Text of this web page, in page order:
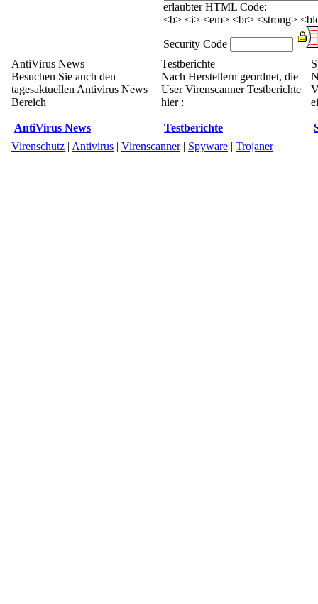
erlaubter HTML Code:
<b> <i> <em> <br> <strong>
Security Code
AntiVirus News
Besuchen Sie auch den
tagesaktuellen Antivirus News
Bereich
AntiVirus News
Testberichte
Nach Herstellern geordnet, die
User Virenscanner Testberichte
hier :
Testberichte
Virenschutz | Antivirus | Virenscanner| Spyware | Trojaner